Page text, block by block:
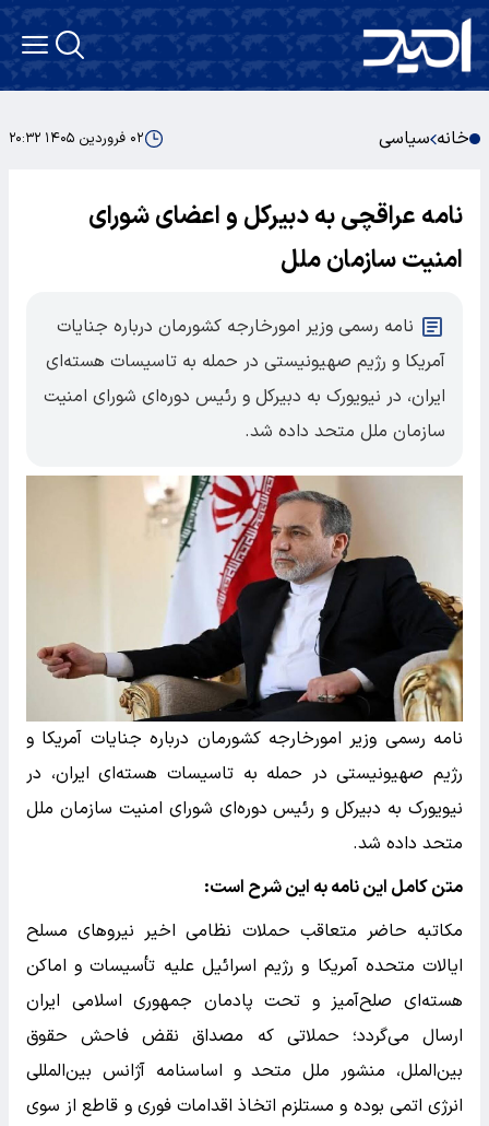
خانه سیاسی ۰۲ فروردین ۱۴۰۵ ۲۰:۳۲
نامه عراقچی به دبیرکل و اعضای شورای
امنیت سازمان ملل
نامه رسمی وزیر امورخارجه کشورمان درباره جنایات
آمریکا و رژیم صهیونیستی در حمله به تاسیسات هسته‌ای
ایران، در نیویورک به دبیرکل و رئیس دوره‌ای شورای امنیت
سازمان ملل متحد داده شد.
نامه رسمی وزیر امورخارجه کشورمان درباره جنایات آمریکا و
رژیم صهیونیستی در حمله به تاسیسات هسته‌ای ایران، در
نیویورک به دبیرکل و رئیس دوره‌ای شورای امنیت سازمان ملل
متحد داده شد.
متن کامل این نامه به این شرح است:
مکاتبه حاضر متعاقب حملات نظامی اخیر نیرو‌های مسلح
ایالات متحده آمریکا و رژیم اسرائیل علیه تأسیسات و اماکن
هسته‌ای صلح‌آمیز و تحت پادمان جمهوری اسلامی ایران
ارسال می‌گردد؛ حملاتی که مصداق نقض فاحش حقوق
بین‌الملل، منشور ملل متحد و اساسنامه آژانس بین‌المللی
انرژی اتمی بوده و مستلزم اتخاذ اقدامات فوری و قاطع از سوی